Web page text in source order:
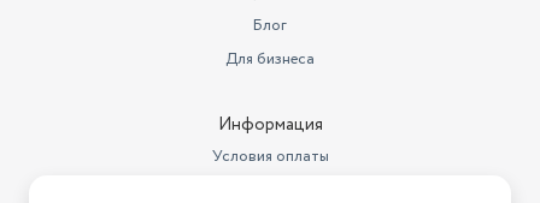
Блог
Для бизнеса
Информация
Условия оплаты